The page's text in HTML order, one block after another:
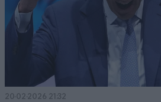
20·02·2026 21:32